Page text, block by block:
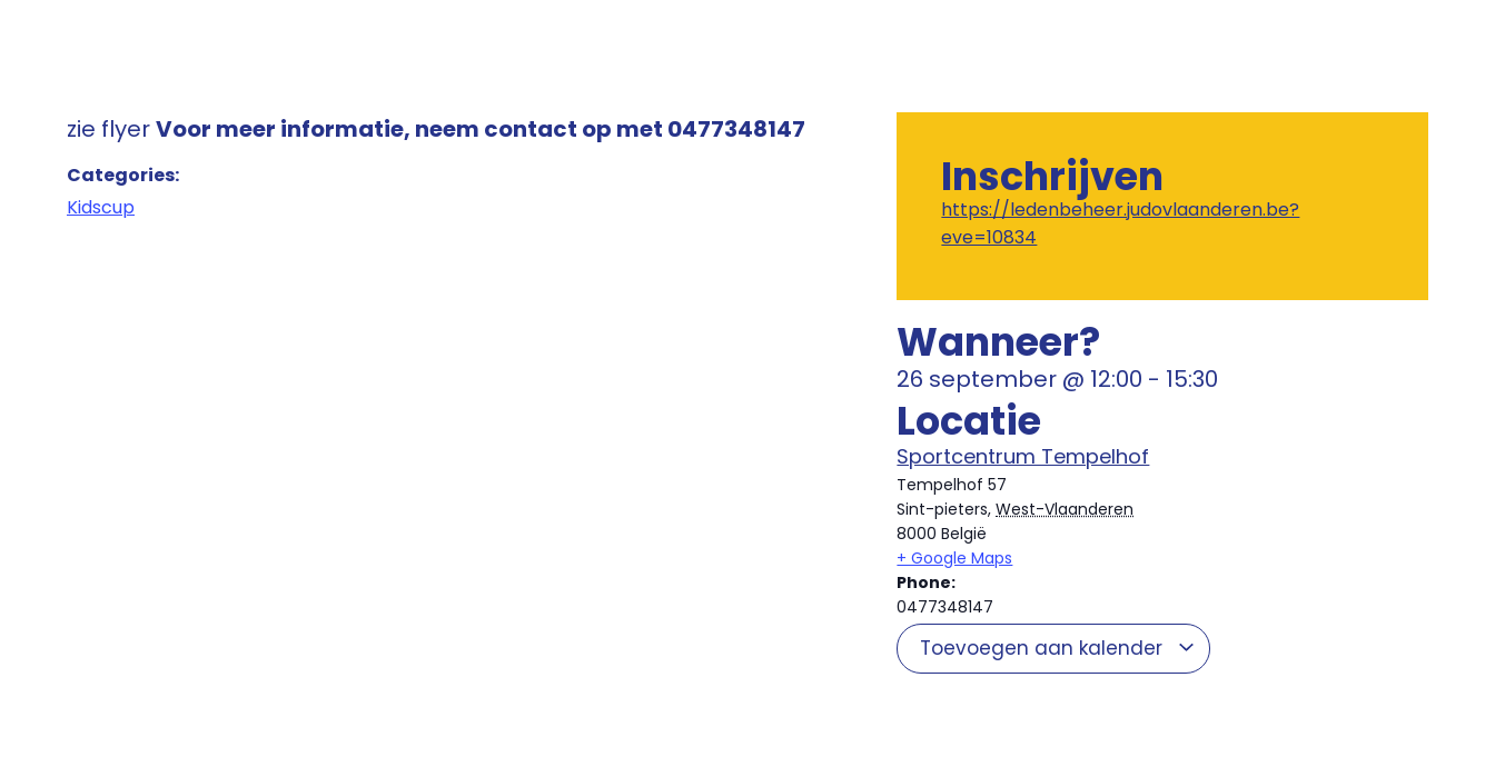
zie flyerVoor meer informatie, neem contact op met 0477348147
Categories:
Kidscup
Inschrijven
https://ledenbeheer.judovlaanderen.be?
eve=10834
Wanneer?
26 september @ 12:00 - 15:30
Locatie
Sportcentrum Tempelhof
Tempelhof 57
Sint-pieters, West-Vlaanderen
8000 België
+ Google Maps
Phone:
0477348147
Toevoegen aan kalender